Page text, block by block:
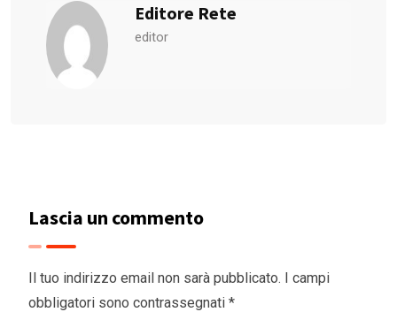
Editore Rete
editor
Lascia un commento
Il tuo indirizzo email non sarà pubblicato. I campi
obbligatori sono contrassegnati *